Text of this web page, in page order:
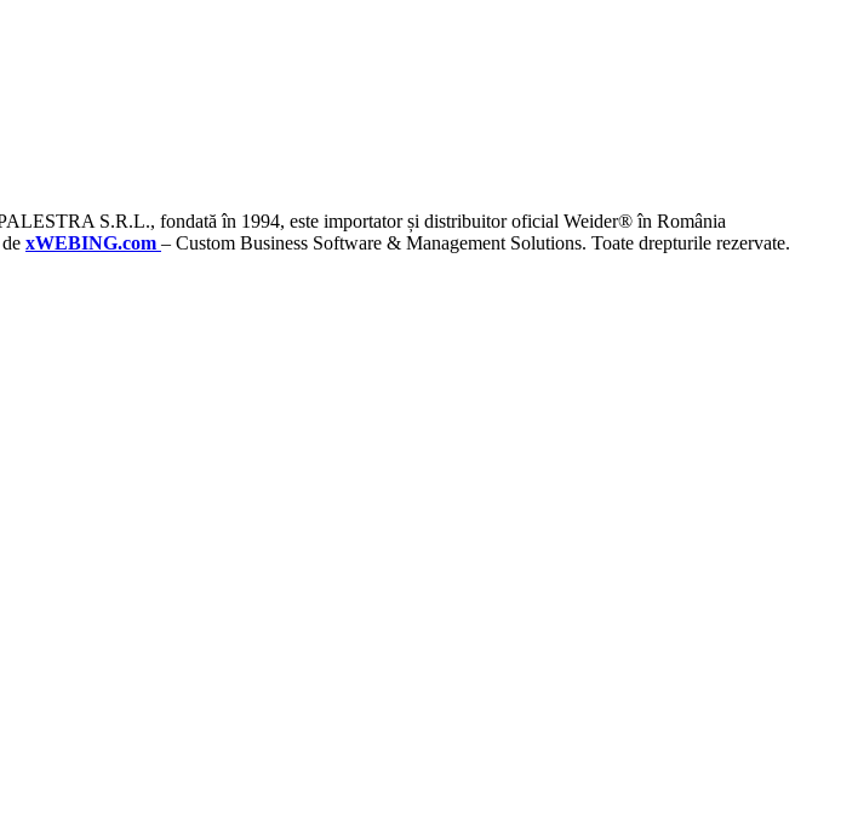
S.R.L., fondată în 1994, este importator și distribuitor oficial Weider® în România
xWEBING.com – Custom Business Software & Management Solutions. Toate drepturile rezervate.